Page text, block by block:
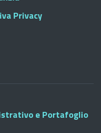
Privacy
e Portafoglio